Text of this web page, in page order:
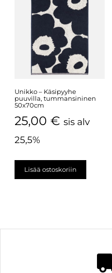
Unikko – Käsipyyhe
puuvilla, tummansininen
50x70cm
25,00 € sis alv
25,5%
Lisää ostoskoriin